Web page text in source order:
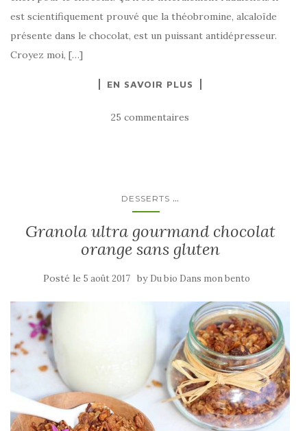
est scientifiquement prouvé que la théobromine, alcaloïde
présente dans le chocolat, est un puissant antidépresseur.
Croyez moi, […]
EN SAVOIR PLUS
25 commentaires
DESSERTS ...
Granola ultra gourmand chocolat
orange sans gluten
Posté le 5 août 2017 by Du bio Dans mon bento